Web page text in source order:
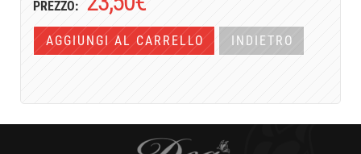
PREZZO:
AGGIUNGI AL CARRELLO INDIETRO